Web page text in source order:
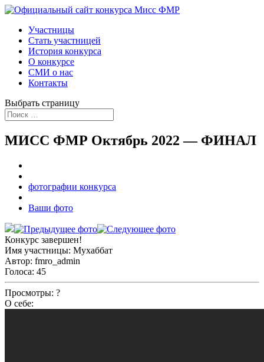
Участницы
Стать участницей
История конкурса
О конкурсе
СМИ о нас
Контакты
Выбрать страницу
МИСС ФМР Октябрь 2022 — ФИНАЛ
фотографии конкурса
Ваши фото
Конкурс завершен!
Имя участницы: Мухаббат
Автор: fmro_admin
Голоса: 45
Просмотры: ?
О себе: